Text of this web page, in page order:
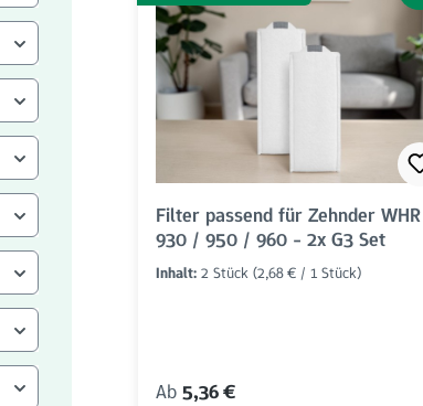
Filter passend für Zehnder WHR
930 / 950 / 960 - 2x G3 Set
Inhalt: 2 Stück (2,68 € / 1 Stück)
Regulärer Preis:
Ab 5,36 €